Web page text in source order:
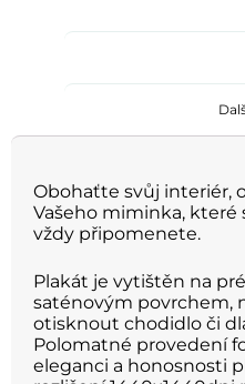
Obohaťte svůj interiér,
Vašeho miminka,
vždy připomenete.
Plakát je vytištěn na
saténovým povrchem,
otisknout chodidlo či
Polomatné provedení
eleganci a honosnosti